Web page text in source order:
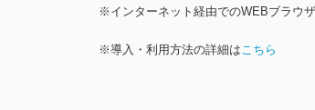
※インターネット経由でのWEBブラウ
※導入・利用方法の詳細はこちら